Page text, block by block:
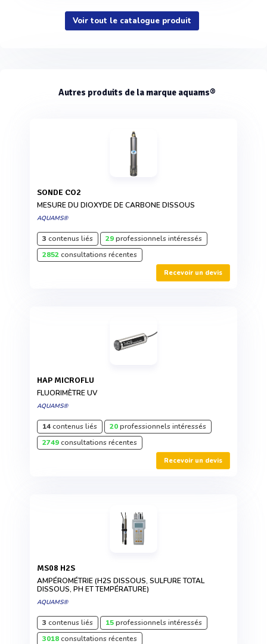
Voir tout le catalogue produit
Autres produits de la marque aquams®
SONDE CO2
MESURE DU DIOXYDE DE CARBONE DISSOUS
AQUAMS®
3 contenus liés 29professionnels intéressés
2852consultations récentes
Recevoir un devis
HAP MICROFLU
FLUORIMÈTRE UV
AQUAMS®
14contenus liés 20professionnels intéressés
2749consultations récentes
Recevoir un devis
MS08 H2S
AMPÉROMÉTRIE (H2S DISSOUS, SULFURE TOTAL
DISSOUS, PH ET TEMPÉRATURE)
AQUAMS®
3 contenus liés 15professionnels intéressés
3018consultations récentes